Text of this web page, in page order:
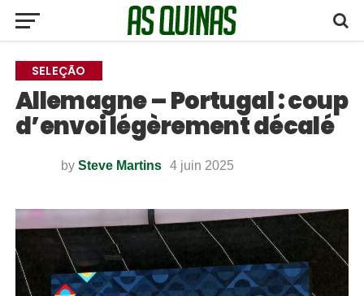
SELEÇÃO
Allemagne – Portugal : coup
d’envoi légèrement décalé
by Steve Martins 4 juin 2025